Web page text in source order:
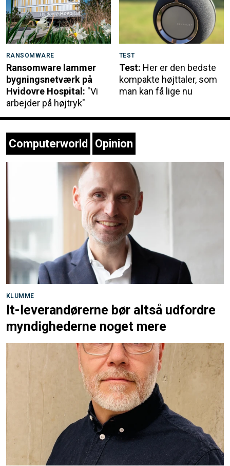
RANSOMWARE
Ransomware lammer
bygningsnetværk på
Hvidovre Hospital: "Vi
arbejder på højtryk"
TEST
Test: Her er den bedste
kompakte højttaler, som
man kan få lige nu
Computerworld Opinion
KLUMME
It-leverandørerne bør altså udfordre
myndighederne noget mere